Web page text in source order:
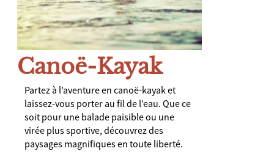
Canoë-Kayak
Partez à l’aventure en canoë-kayak et
laissez-vous porter au fil de l’eau. Que ce
soit pour une balade paisible ou une
virée plus sportive, découvrez des
paysages magnifiques en toute liberté.